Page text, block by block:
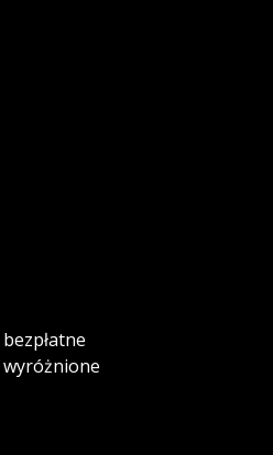
wyróżnione